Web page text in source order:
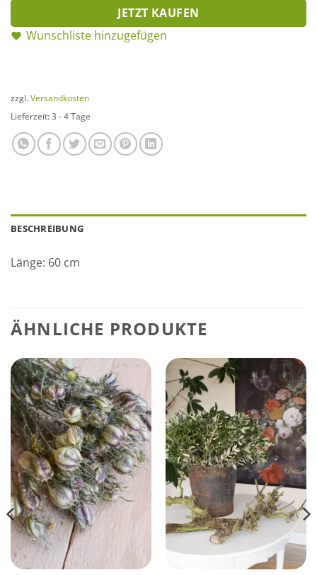
JETZT KAUFEN
Wunschliste hinzugefügen
zzgl. Versandkosten
Lieferzeit: 3 - 4 Tage
BESCHREIBUNG
Länge: 60 cm
ÄHNLICHE PRODUKTE